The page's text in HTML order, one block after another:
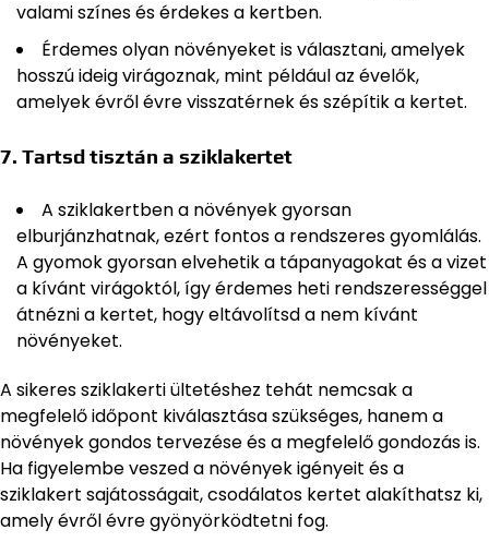
valami színes és érdekes a kertben.
Érdemes olyan növényeket is választani, amelyek
hosszú ideig virágoznak, mint például az évelők,
amelyek évről évre visszatérnek és szépítik a kertet.
7. Tartsd tisztán a sziklakertet
A sziklakertben a növények gyorsan
elburjánzhatnak, ezért fontos a rendszeres gyomlálás.
A gyomok gyorsan elvehetik a tápanyagokat és a vizet
a kívánt virágoktól, így érdemes heti rendszerességgel
átnézni a kertet, hogy eltávolítsd a nem kívánt
növényeket.
A sikeres sziklakerti ültetéshez tehát nemcsak a
megfelelő időpont kiválasztása szükséges, hanem a
növények gondos tervezése és a megfelelő gondozás is.
Ha figyelembe veszed a növények igényeit és a
sziklakert sajátosságait, csodálatos kertet alakíthatsz ki,
amely évről évre gyönyörködtetni fog.